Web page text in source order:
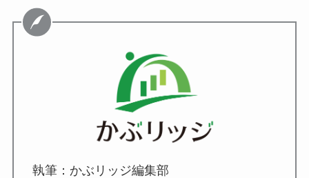
執筆：かぶリッジ編集部